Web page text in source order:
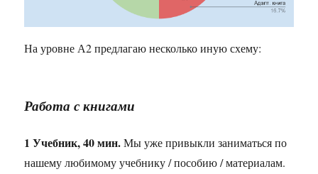
На уровне А2 предлагаю несколько иную схему:
Работа с книгами
1 Учебник, 40 мин.Мы уже привыкли заниматься по
нашему любимому учебнику / пособию / материалам.